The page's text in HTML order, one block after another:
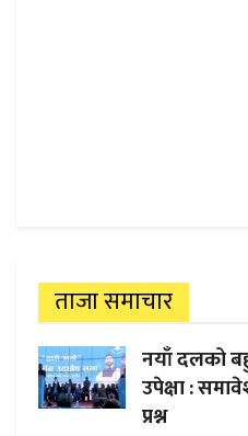
ताजा समाचार
नयाँ दलको
उपेक्षा :
प्रश्न